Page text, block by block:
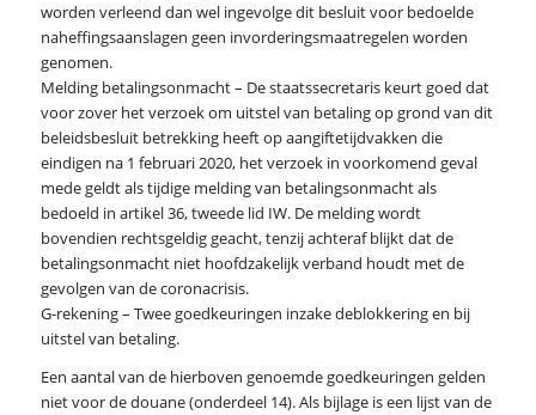
worden verleend dan wel ingevolge dit besluit voor bedoelde
naheffingsaanslagen geen invorderingsmaatregelen worden
genomen.
Melding betalingsonmacht – De staatssecretaris keurt goed dat
voor zover het verzoek om uitstel van betaling op grond van dit
beleidsbesluit betrekking heeft op aangiftetijdvakken die
eindigen na 1 februari 2020, het verzoek in voorkomend geval
mede geldt als tijdige melding van betalingsonmacht als
bedoeld in artikel 36, tweede lid IW. De melding wordt
bovendien rechtsgeldig geacht, tenzij achteraf blijkt dat de
betalingsonmacht niet hoofdzakelijk verband houdt met de
gevolgen van de coronacrisis.
G-rekening – Twee goedkeuringen inzake deblokkering en bij
uitstel van betaling.
Een aantal van de hierboven genoemde goedkeuringen gelden
niet voor de douane (onderdeel 14). Als bijlage is een lijst van de